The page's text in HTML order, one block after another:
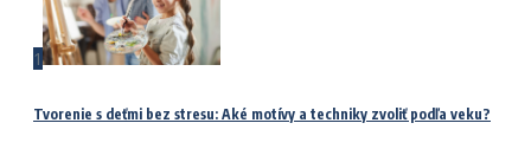
1
Tvorenie s deťmi bez stresu: Aké motívy a techniky zvoliť podľa veku?